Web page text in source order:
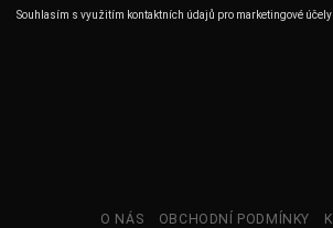
Souhlasím s využitím kontaktních údajů pro marketingové účely
O NÁS OBCHODNÍ PODMÍNKY